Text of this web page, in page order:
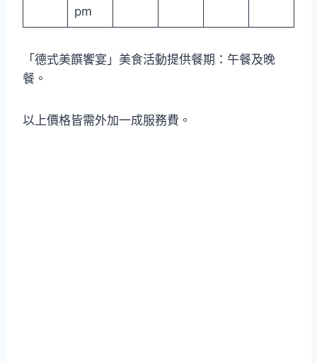
pm
「德式美饌饗宴」美食活動提供餐期：午餐及晚
餐。
以上價格皆需外加一成服務費。